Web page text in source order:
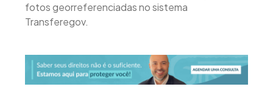
fotos georreferenciadas no sistema
Transferegov.